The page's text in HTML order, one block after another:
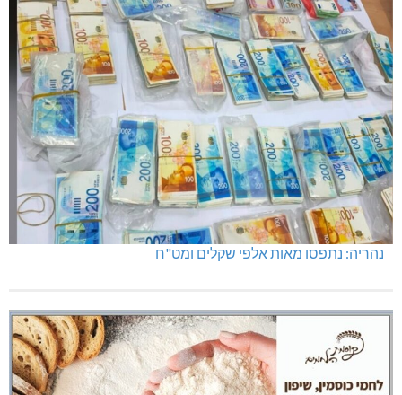
מועדון "פסק זמן" בגלריה הלבנה